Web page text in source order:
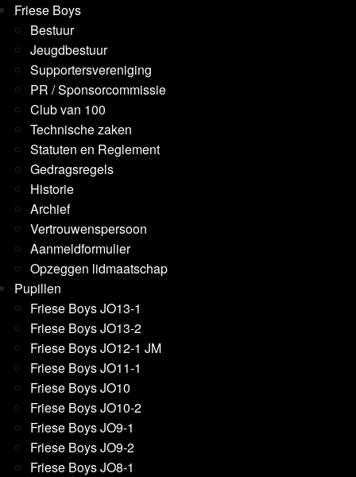
Friese Boys
Bestuur
Jeugdbestuur
Supportersvereniging
PR / Sponsorcommissie
Club van 100
Technische zaken
Statuten en Reglement
Gedragsregels
Historie
Archief
Vertrouwenspersoon
Aanmeldformulier
Opzeggen lidmaatschap
Pupillen
Friese Boys JO13-1
Friese Boys JO13-2
Friese Boys JO12-1 JM
Friese Boys JO11-1
Friese Boys JO10
Friese Boys JO10-2
Friese Boys JO9-1
Friese Boys JO9-2
Friese Boys JO8-1